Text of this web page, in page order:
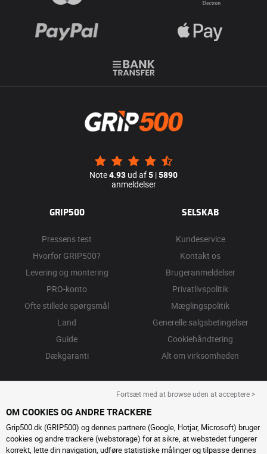
Note4.93 ud af5 |5890
anmeldelser
GRIP500
Pressens test
Hvorfor GRIP500?
Levering og montering
PRO-konto
Ofte stillede spørgsmål
Land
Guide
Dækgaranti
SELSKAB
Kundeservice
Kontakt os
Brugeranmeldelser
Privatlivspolitik
Mæglingspolitik
Generelle salgsbetingelser
Cookiehåndtering
Alt om virksomheden
Fortsæt med at browse uden at acceptere >
OM COOKIES OG ANDRE TRACKERE
Grip500.dk (GRIP500) og dennes partnere (Google, Hotjar, Microsoft) bruger
cookies og andre trackere (webstorage) for at sikre, at webstedet fungerer
korrekt, lette din navigation, udføre statistiske målinger og tilpasse dennes